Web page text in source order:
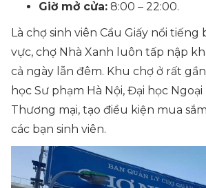
Giờ mở cửa: 8:00 – 22:00.
Là chợ sinh viên Cầu Giấy nổi tiếng
vực, chợ Nhà Xanh luôn tấp nập
cả ngày lẫn đêm. Khu chợ ở rất
học Sư phạm Hà Nội, Đại học
Thương mại, tạo điều kiện mua
các bạn sinh viên.